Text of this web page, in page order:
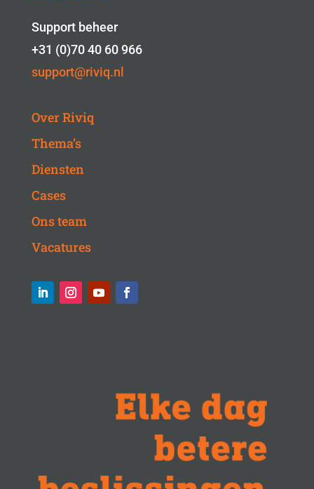
Support beheer
+31 (0)70 40 60 966
support@riviq.nl
Over Riviq
Thema’s
Diensten
Cases
Ons team
Vacatures